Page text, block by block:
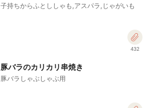
子持ちからふとししゃも,アスパラ,じゃがいも
432
豚バラのカリカリ串焼き
豚バラしゃぶしゃぶ用